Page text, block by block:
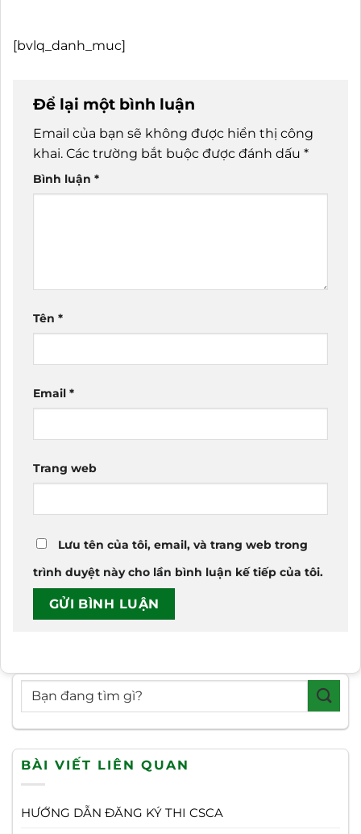
[bvlq_danh_muc]
Để lại một bình luận
Email của bạn sẽ không được hiển thị công
khai. Các trường bắt buộc được đánh dấu *
Bình luận *
Tên *
Email *
Trang web
Lưu tên của tôi, email, và trang web trong
trình duyệt này cho lần bình luận kế tiếp của tôi.
BÀI VIẾT LIÊN QUAN
HƯỚNG DẪN ĐĂNG KÝ THI CSCA